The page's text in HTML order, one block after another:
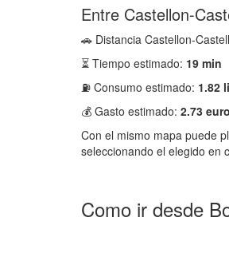
Entre Castellon-
🚗 Distancia Castellon-
⏳ Tiempo estimado: 19 min
⛽ Consumo estimado: 1.82
💰 Gasto estimado: 2.73
Con el mismo mapa puede
seleccionando el elegido en
Como ir desde